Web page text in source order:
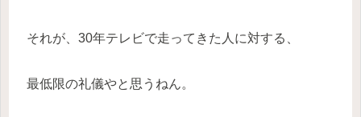
それが、30年テレビで走ってきた人に対する、
最低限の礼儀やと思うねん。